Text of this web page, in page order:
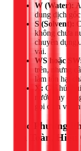
W (Water):
dung dịch gốc
S (Solvent):
không chứa
chuyên
vải.
WS hoặc
trên, nhưng
làm tổn hại
X: Chỉ hút
nước hay
gọi dịch vụ
Các Phương
An Toàn, Hiệu